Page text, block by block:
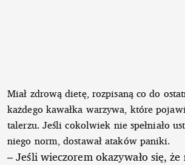
Miał zdrową dietę, rozpisaną co do
każdego kawałka warzywa, które
talerzu. Jeśli cokolwiek nie spełniało
niego norm, dostawał ataków paniki.
– Jeśli wieczorem okazywało się,